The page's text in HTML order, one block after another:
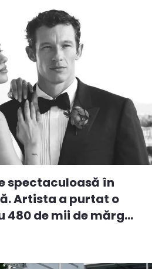
spectaculoasă în
Artista a purtat o
480 de mii de mărg...